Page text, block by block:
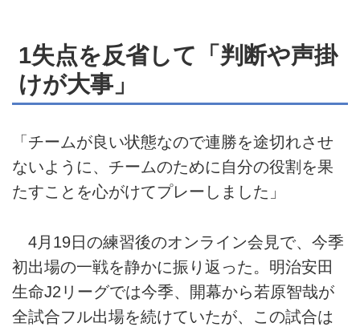
1失点を反省して「判断や声掛
けが大事」
「チームが良い状態なので連勝を途切れさせ
ないように、チームのために自分の役割を果
たすことを心がけてプレーしました」
4月19日の練習後のオンライン会見で、今季
初出場の一戦を静かに振り返った。明治安田
生命J2リーグでは今季、開幕から若原智哉が
全試合フル出場を続けていたが、この試合は